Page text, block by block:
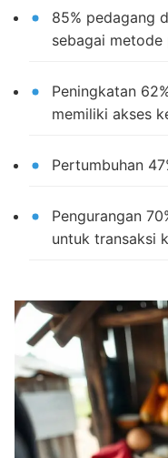
85% pedagang
sebagai metode
Peningkatan
memiliki akses
Pertumbuhan
Pengurangan
untuk transaksi